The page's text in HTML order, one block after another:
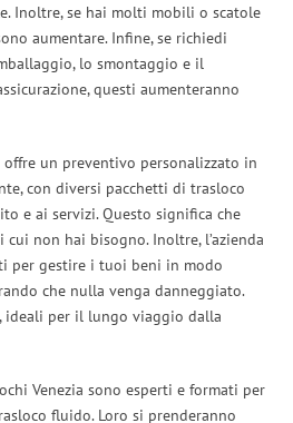
Inoltre, se hai molti mobili o scatole
aumentare. Infine, se richiedi
lo smontaggio e il
questi aumenteranno
offre un preventivo personalizzato in
con diversi pacchetti di trasloco
e ai servizi. Questo significa che
non hai bisogno. Inoltre, l’azienda
per gestire i tuoi beni in modo
che nulla venga danneggiato.
ideali per il lungo viaggio dalla
Venezia sono esperti e formati per
fluido. Loro si prenderanno